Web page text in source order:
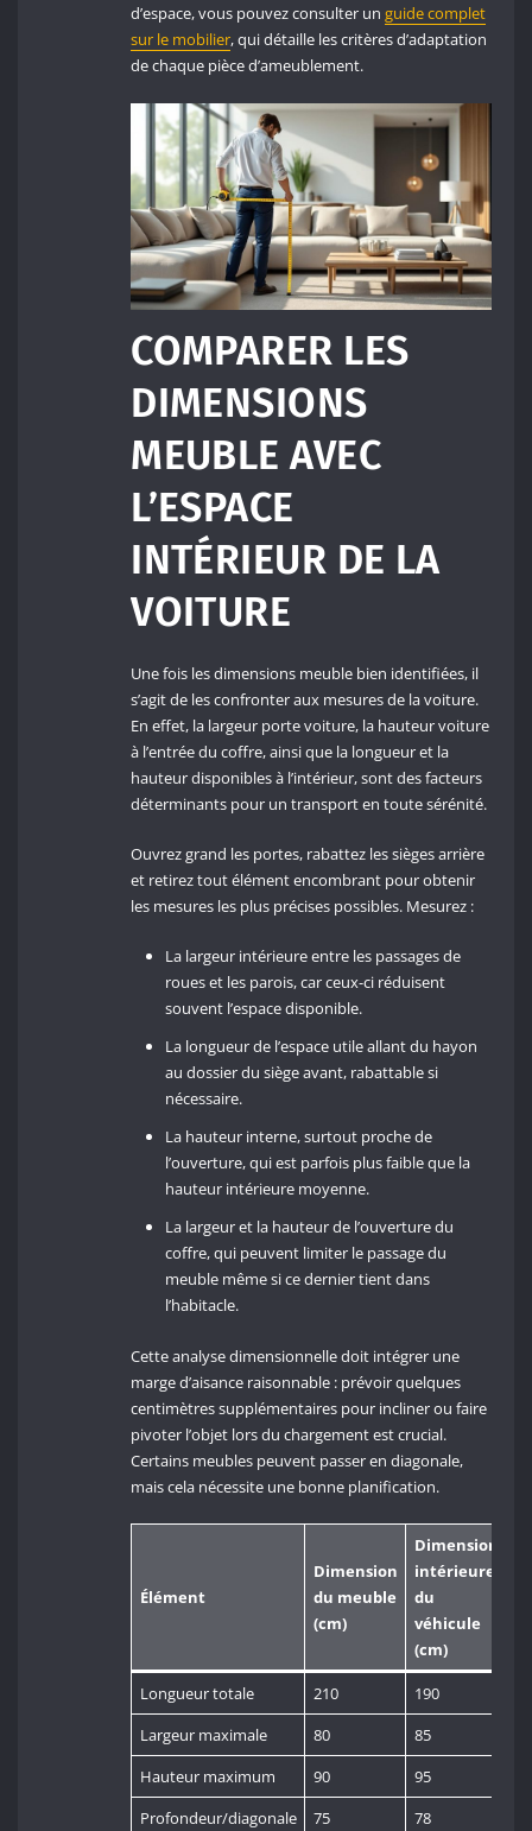
d’espace, vous pouvez consulter unguide complet
sur le mobilier, qui détaille les critères d’adaptation
de chaque pièce d’ameublement.
COMPARER LES
DIMENSIONS
MEUBLE AVEC
L’ESPACE
INTÉRIEUR DE LA
VOITURE
Une fois les dimensions meuble bien identifiées, il
s’agit de les confronter aux mesures de la voiture.
En effet, la largeur porte voiture, la hauteur voiture
à l’entrée du coffre, ainsi que la longueur et la
hauteur disponibles à l’intérieur, sont des facteurs
déterminants pour un transport en toute sérénité.
Ouvrez grand les portes, rabattez les sièges arrière
et retirez tout élément encombrant pour obtenir
les mesures les plus précises possibles. Mesurez :
La largeur intérieure entre les passages de
roues et les parois, car ceux-ci réduisent
souvent l’espace disponible.
La longueur de l’espace utile allant du hayon
au dossier du siège avant, rabattable si
nécessaire.
La hauteur interne, surtout proche de
l’ouverture, qui est parfois plus faible que la
hauteur intérieure moyenne.
La largeur et la hauteur de l’ouverture du
coffre, qui peuvent limiter le passage du
meuble même si ce dernier tient dans
l’habitacle.
Cette analyse dimensionnelle doit intégrer une
marge d’aisance raisonnable : prévoir quelques
centimètres supplémentaires pour incliner ou faire
pivoter l’objet lors du chargement est crucial.
Certains meubles peuvent passer en diagonale,
mais cela nécessite une bonne planification.
Élément
Dimension
du meuble
(cm)
Dimension
intérieure
du
véhicule
(cm)
Longueur totale 210
190
Largeur maximale
80
85
Hauteur maximum
90
95
Profondeur/diagonale
75 78